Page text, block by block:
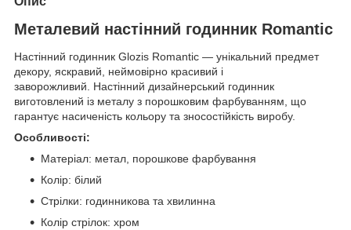
Металевий настінний годинник Romantic
Настінний годинник Glozis Romantic — унікальний предмет
декору, яскравий, неймовірно красивий і
заворожливий. Настінний дизайнерський годинник
виготовлений із металу з порошковим фарбуванням, що
гарантує насиченість кольору та зносостійкість виробу.
Особливості:
Матеріал: метал, порошкове фарбування
Колір: білий
Стрілки: годинникова та хвилинна
Колір стрілок: хром